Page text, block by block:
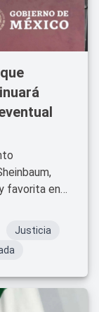
favorita en
continuará
República
Justicia